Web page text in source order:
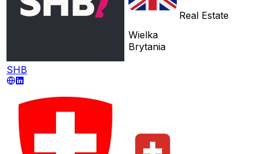
SHB
Wielka
Brytania
Real Estate